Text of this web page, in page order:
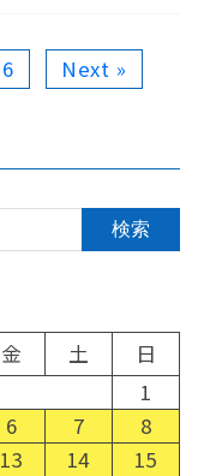
6 Next »
金 土
日
1
6 7
8
13 14 15